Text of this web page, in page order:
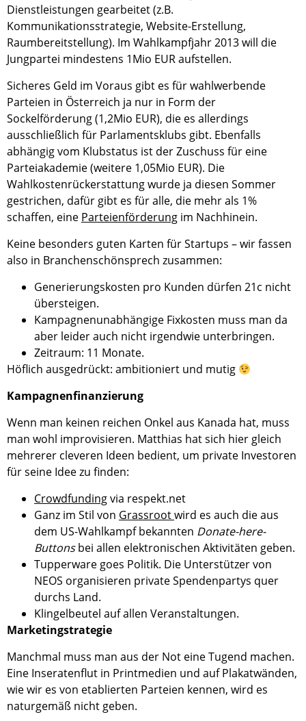
Dienstleistungen gearbeitet (z.B.
Kommunikationsstrategie, Website-Erstellung,
Raumbereitstellung). Im Wahlkampfjahr 2013 will die
Jungpartei mindestens 1Mio EUR aufstellen.
Sicheres Geld im Voraus gibt es für wahlwerbende
Parteien in Österreich ja nur in Form der
Sockelförderung (1,2Mio EUR), die es allerdings
ausschließlich für Parlamentsklubs gibt. Ebenfalls
abhängig vom Klubstatus ist der Zuschuss für eine
Parteiakademie (weitere 1,05Mio EUR). Die
Wahlkostenrückerstattung wurde ja diesen Sommer
gestrichen, dafür gibt es für alle, die mehr als 1%
schaffen, eine Parteienförderung im Nachhinein.
Keine besonders guten Karten für Startups – wir fassen
also in Branchenschönsprech zusammen:
Generierungskosten pro Kunden dürfen 21c nicht
übersteigen.
Kampagnenunabhängige Fixkosten muss man da
aber leider auch nicht irgendwie unterbringen.
Zeitraum: 11 Monate.
Höflich ausgedrückt: ambitioniert und mutig
Kampagnenfinanzierung
Wenn man keinen reichen Onkel aus Kanada hat, muss
man wohl improvisieren. Matthias hat sich hier gleich
mehrerer cleveren Ideen bedient, um private Investoren
für seine Idee zu finden:
Crowdfundingvia respekt.net
Ganz im Stil von Grassrootwird es auch die aus
dem US-Wahlkampf bekannten Donate-here-
Buttonsbei allen elektronischen Aktivitäten geben.
Tupperware goes Politik. Die Unterstützer von
NEOS organisieren private Spendenpartys quer
durchs Land.
Klingelbeutel auf allen Veranstaltungen.
Marketingstrategie
Manchmal muss man aus der Not eine Tugend machen.
Eine Inseratenflut in Printmedien und auf Plakatwänden,
wie wir es von etablierten Parteien kennen, wird es
naturgemäß nicht geben.